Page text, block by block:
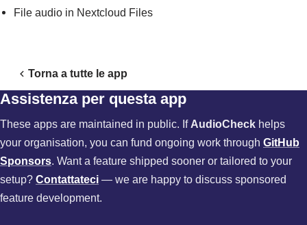
File audio in Nextcloud Files
Torna a tutte le app
Assistenza per questa app
These apps are maintained in public. If AudioCheck helps
your organisation, you can fund ongoing work through GitHub
Sponsors. Want a feature shipped sooner or tailored to your
setup? Contattateci — we are happy to discuss sponsored
feature development.